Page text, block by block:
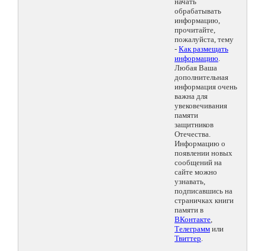
обрабатывать
информацию,
прочитайте,
пожалуйста, тему
- Как размещать
информацию.
Любая Ваша
дополнительная
информация очень
важна для
увековечивания
памяти
защитников
Отечества.
Информацию о
появлении новых
сообщений на
сайте можно
узнавать,
подписавшись на
страничках книги
памяти в
ВКонтакте,
Телеграмм или
Твиттер.